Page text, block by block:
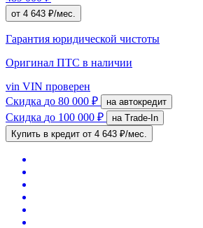
от 4 643 ₽/мес.
Гарантия юридической чистоты
Оригинал ПТС в наличии
vin VIN проверен
Скидка до 80 000 ₽ на автокредит
Скидка до 100 000 ₽
на Trade-In
Купить в кредит от 4 643 ₽/мес.